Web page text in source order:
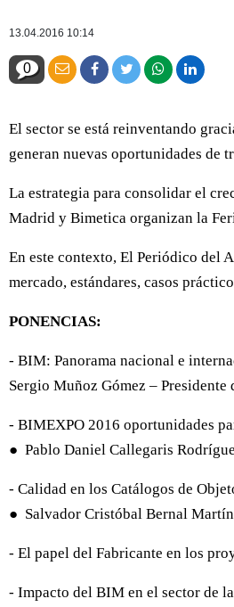
13.04.2016 10:14
0
El sector se está reinventando
generan nuevas oportunidades de
La estrategia para consolidar el
Madrid y Bimetica organizan la
En este contexto, El Periódico del
mercado, estándares, casos
PONENCIAS:
- BIM: Panorama nacional e
Sergio Muñoz Gómez –
- BIMEXPO 2016 oportunidades
● Pablo Daniel Callegaris
- Calidad en los Catálogos de
● Salvador Cristóbal Bernal
- El papel del Fabricante en los
- Impacto del BIM en el sector de